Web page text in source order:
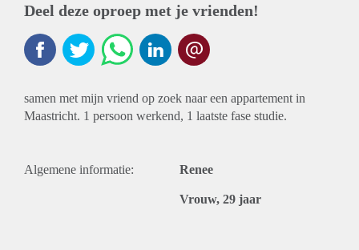
Deel deze oproep met je vrienden!
samen met mijn vriend op zoek naar een appartement in
Maastricht. 1 persoon werkend, 1 laatste fase studie.
Algemene informatie: Renee
Vrouw, 29 jaar